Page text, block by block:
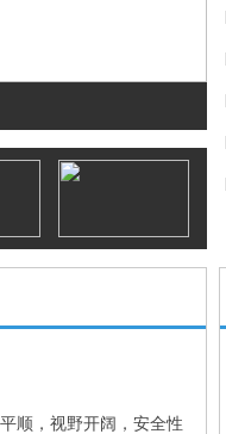
顺，视野开阔，安全性